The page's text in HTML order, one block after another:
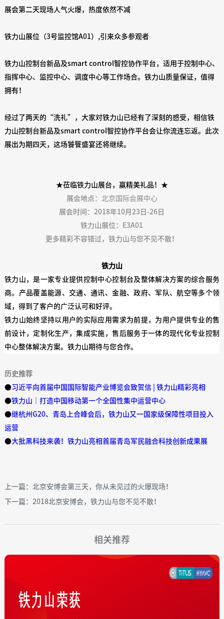
展会第二天现场人气火爆，热度依然不减
铁力山展位（3号监控馆A01）,引来众多参观者
铁力山控制台新品及smart control智控协作平台，适用于控制中心、
指挥中心、监控中心、调度中心等工作场合。铁力山质量保证，值得
拥有！
经过了两天的“洗礼”，大家对铁力山已经有了深刻的感受，相信铁
力山控制台新品及smart control智控协作平台会让你流连忘返。此次
展出为期四天，这场饕餮盛宴还将继续。
★莅临铁力山展台，赢精美礼品！★
展会地点： 北京国际会展中心
展会时间：2018年10月23日-26日
铁力山展位：
E3A01
更多精彩不容错过，铁力山与您不见不散！
铁力山
铁力山，是一家专业提供控制中心控制台及整体解决方案的综合服务
商。产品覆盖能源、交通、通讯、金融、政府、军队、航空等多个领
域，得到了客户的广泛认可和好评。
铁力山始终坚持以用户的实际应用需求为前提，为用户提供专业的售
前设计，定制化生产，集成实施，售后服务于一体的现代化专业控制
中心整体解决方案。铁力山期待与您合作。
历史推荐
●习近平向首届中国国际智能产业博览会致贺信 | 铁力山精彩亮相
●铁力山｜打造中国移动第一个全国性集中运营中心
●继杭州G20、青岛上合峰会后，铁力山又一国家级保障性项目投入
运营
●大批黑科技来袭！铁力山亮相首届青岛军民融合科技创新成果展
上一篇：北京安博会第三天，你从未见过的火爆现场！
下一篇：2018北京安博会，铁力山与您不见不散！
相关推荐